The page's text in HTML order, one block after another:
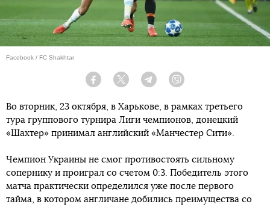
Facebook / FC Shakhtar
Facebook Twitter Telegram
Во вторник, 23 октября, в Харькове, в рамках третьего
тура группового турнира Лиги чемпионов, донецкий
«Шахтер» принимал английский «Манчестер Сити».
Чемпион Украины не смог противостоять сильному
сопернику и проиграл со счетом 0:3. Победитель этого
матча практически определился уже после первого
тайма, в котором англичане добились преимущества со